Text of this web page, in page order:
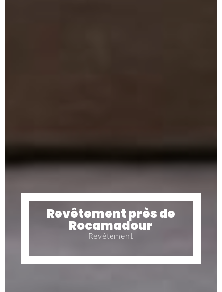
Revêtement près de
Rocamadour
Revêtement